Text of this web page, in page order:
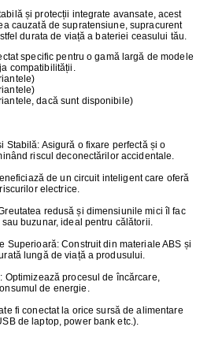
și protecții integrate avansate, acest
cauzată de supratensiune, supracurent
durata de viață a bateriei ceasului tău.
specific pentru o gamă largă de modele
compatibilității.
dacă sunt disponibile)
Stabilă: Asigură o fixare perfectă și o
riscul deconectărilor accidentale.
de un circuit inteligent care oferă
electrice.
redusă și dimensiunile mici îl fac
buzunar, ideal pentru călătorii.
Superioară: Construit din materiale ABS și
lungă de viață a produsului.
Optimizează procesul de încărcare,
de energie.
fi conectat la orice sursă de alimentare
de laptop, power bank etc.).